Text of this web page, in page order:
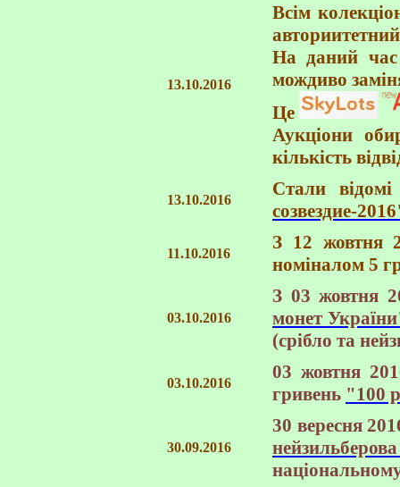
13.10.2016
Всім
На даний час
мождиво
Це
Аукціони
кількість
13.10.2016
Стали
созвездие-
11.10.2016
З 12 жовтня
номіналом 5
03.10.2016
З 03 жовтня
монет
(cрібло та
03.10.2016
03 жовтня
гривень "100
30.09.2016
30 вересня